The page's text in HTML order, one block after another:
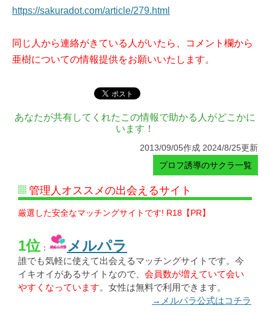
https://sakuradot.com/article/279.html
同じ人から連絡がきている人がいたら、コメント欄から
亜樹についての情報提供をお願いいたします。
あなたが共有してくれたこの情報で助かる人がどこかに
います！
2013/09/05作成 2024/8/25更新
プロフ誘導のサクラ一覧
管理人オススメの出会えるサイト
厳選した安全なマッチングサイトです! R18【PR】
1位 ： メルパラ
誰でも気軽に使えて出会えるマッチングサイトです。今
イキオイがあるサイトなので、 会員数が増えていて会い
やすくなっています。女性は無料で利用できます。
→メルパラ公式はコチラ